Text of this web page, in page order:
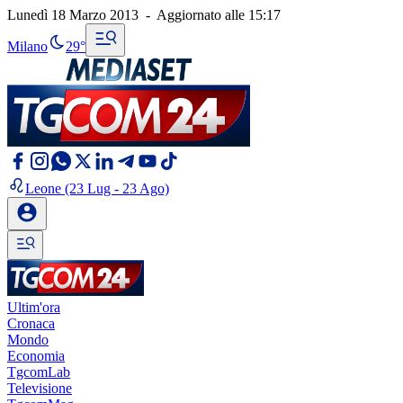
Lunedì 18 Marzo 2013 - Aggiornato alle 15:17
Milano 29°
Leone (23 Lug - 23 Ago)
Ultim'ora
Cronaca
Mondo
Economia
TgcomLab
Televisione